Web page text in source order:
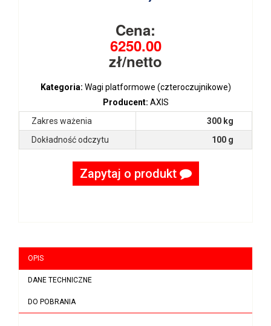
Cena:
6250.00
zł/netto
Kategoria: Wagi platformowe (czteroczujnikowe)
Producent: AXIS
Zakres ważenia
300 kg
Dokładność odczytu
100 g
Zapytaj o produkt
OPIS
DANE TECHNICZNE
DO POBRANIA